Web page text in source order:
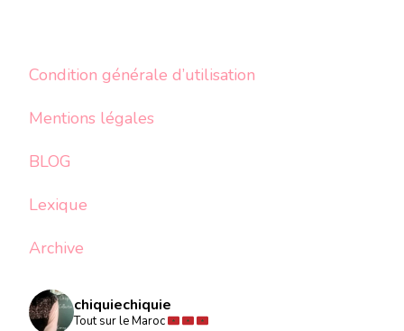
Condition générale d’utilisation
Mentions légales
BLOG
Lexique
Archive
chiquiechiquie
Tout sur le Maroc